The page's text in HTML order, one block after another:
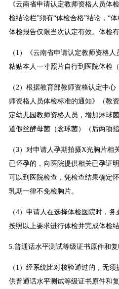
《云南省申请认定教师资格人员体
检结论栏”须有“体检合格”结论，“
体检报告仅限当次认定有效。体检
（1）《云南省申请认定教师资格
粘贴本人一寸照片自行到医院体检
（2）根据教育部教师资格认定中
师资格人员体检标准的通知》（教
定幼儿园教师资格人员，增加淋球
道假丝酵母菌（念球菌）（后两项
（3）对申请人孕期拍摄X光胸片相
已怀孕的，向医院提供相关已孕证
可以到医院检查，凭检查结果确定
乳期一律不免检胸片。
（4）申请人在选择体检医院时，
按照以上要求进行体检并完成体检
5.普通话水平测试等级证书原件和
（1）经系统比对核验通过的，无
供普通话水平测试等级证书原件和复